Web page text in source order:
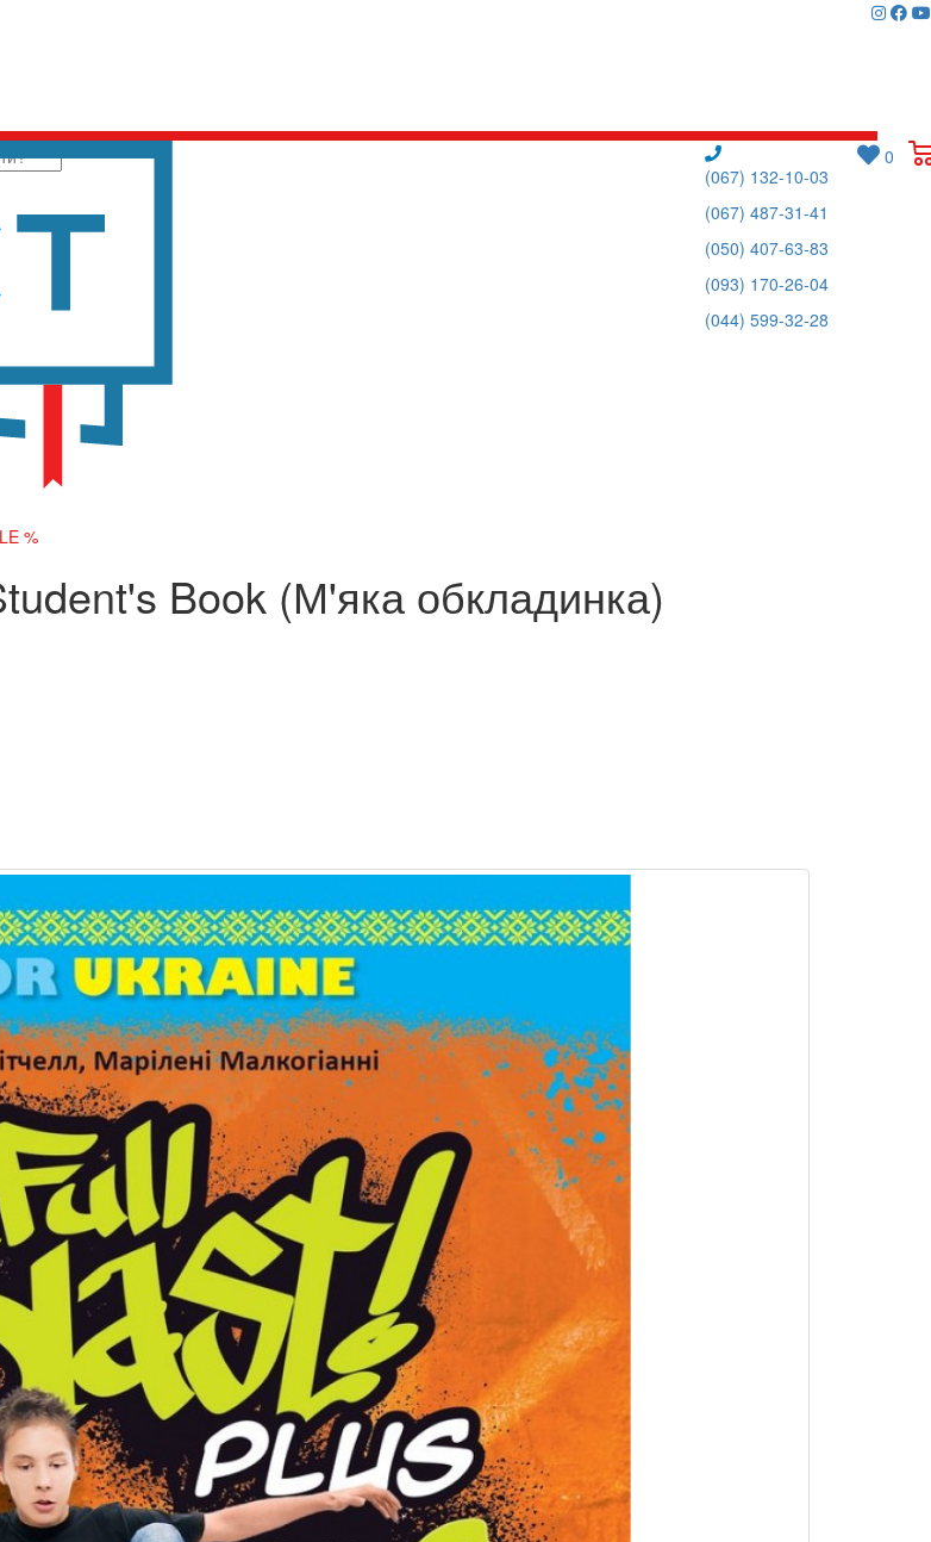
0
(067) 132-10-03
(067) 487-31-41
(050) 407-63-83
(093) 170-26-04
(044) 599-32-28
%
Book (М'яка обкладинка)